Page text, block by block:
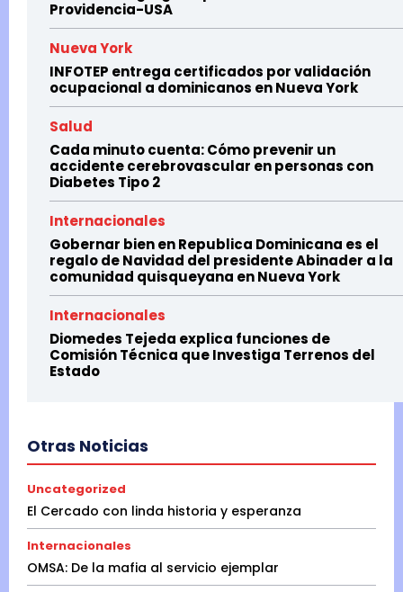
Providencia-USA
Nueva York
INFOTEP entrega certificados por validación
ocupacional a dominicanos en Nueva York
Salud
Cada minuto cuenta: Cómo prevenir un
accidente cerebrovascular en personas con
Diabetes Tipo 2
Internacionales
Gobernar bien en Republica Dominicana es el
regalo de Navidad del presidente Abinader a la
comunidad quisqueyana en Nueva York
Internacionales
Diomedes Tejeda explica funciones de
Comisión Técnica que Investiga Terrenos del
Estado
Otras Noticias
Uncategorized
El Cercado con linda historia y esperanza
Internacionales
OMSA: De la mafia al servicio ejemplar